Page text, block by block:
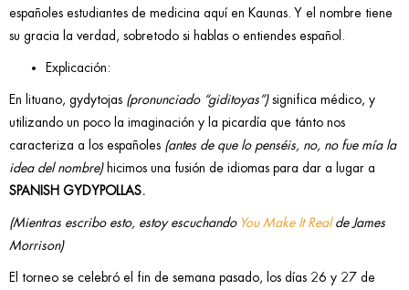
españoles estudiantes de medicina aquí en Kaunas. Y el nombre tiene
su gracia la verdad, sobretodo si hablas o entiendes español.
Explicación:
En lituano, gydytojas (pronunciado “giditoyas”) significa médico, y
utilizando un poco la imaginación y la picardía que tánto nos
caracteriza a los españoles (antes de que lo penséis, no, no fue mía la
idea del nombre) hicimos una fusión de idiomas para dar a lugar a
SPANISH GYDYPOLLAS.
(Mientras escribo esto, estoy escuchando You Make It Realde James
Morrison)
El torneo se celebró el fin de semana pasado, los días 26 y 27 de